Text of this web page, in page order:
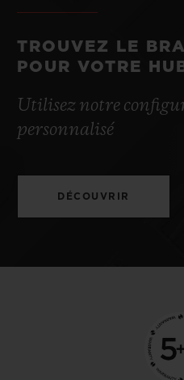
TROUVEZ LE
POUR VOTRE
Utilisez notre
personnalisé
DÉCOUVRIR